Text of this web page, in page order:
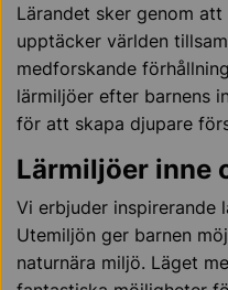
Lärandet sker genom
upptäcker världen
medforskande
lärmiljöer efter barnens
för att skapa djupare
Lärmiljöer inne
Vi erbjuder inspirerande
Utemiljön ger barnen
naturnära miljö. Läget